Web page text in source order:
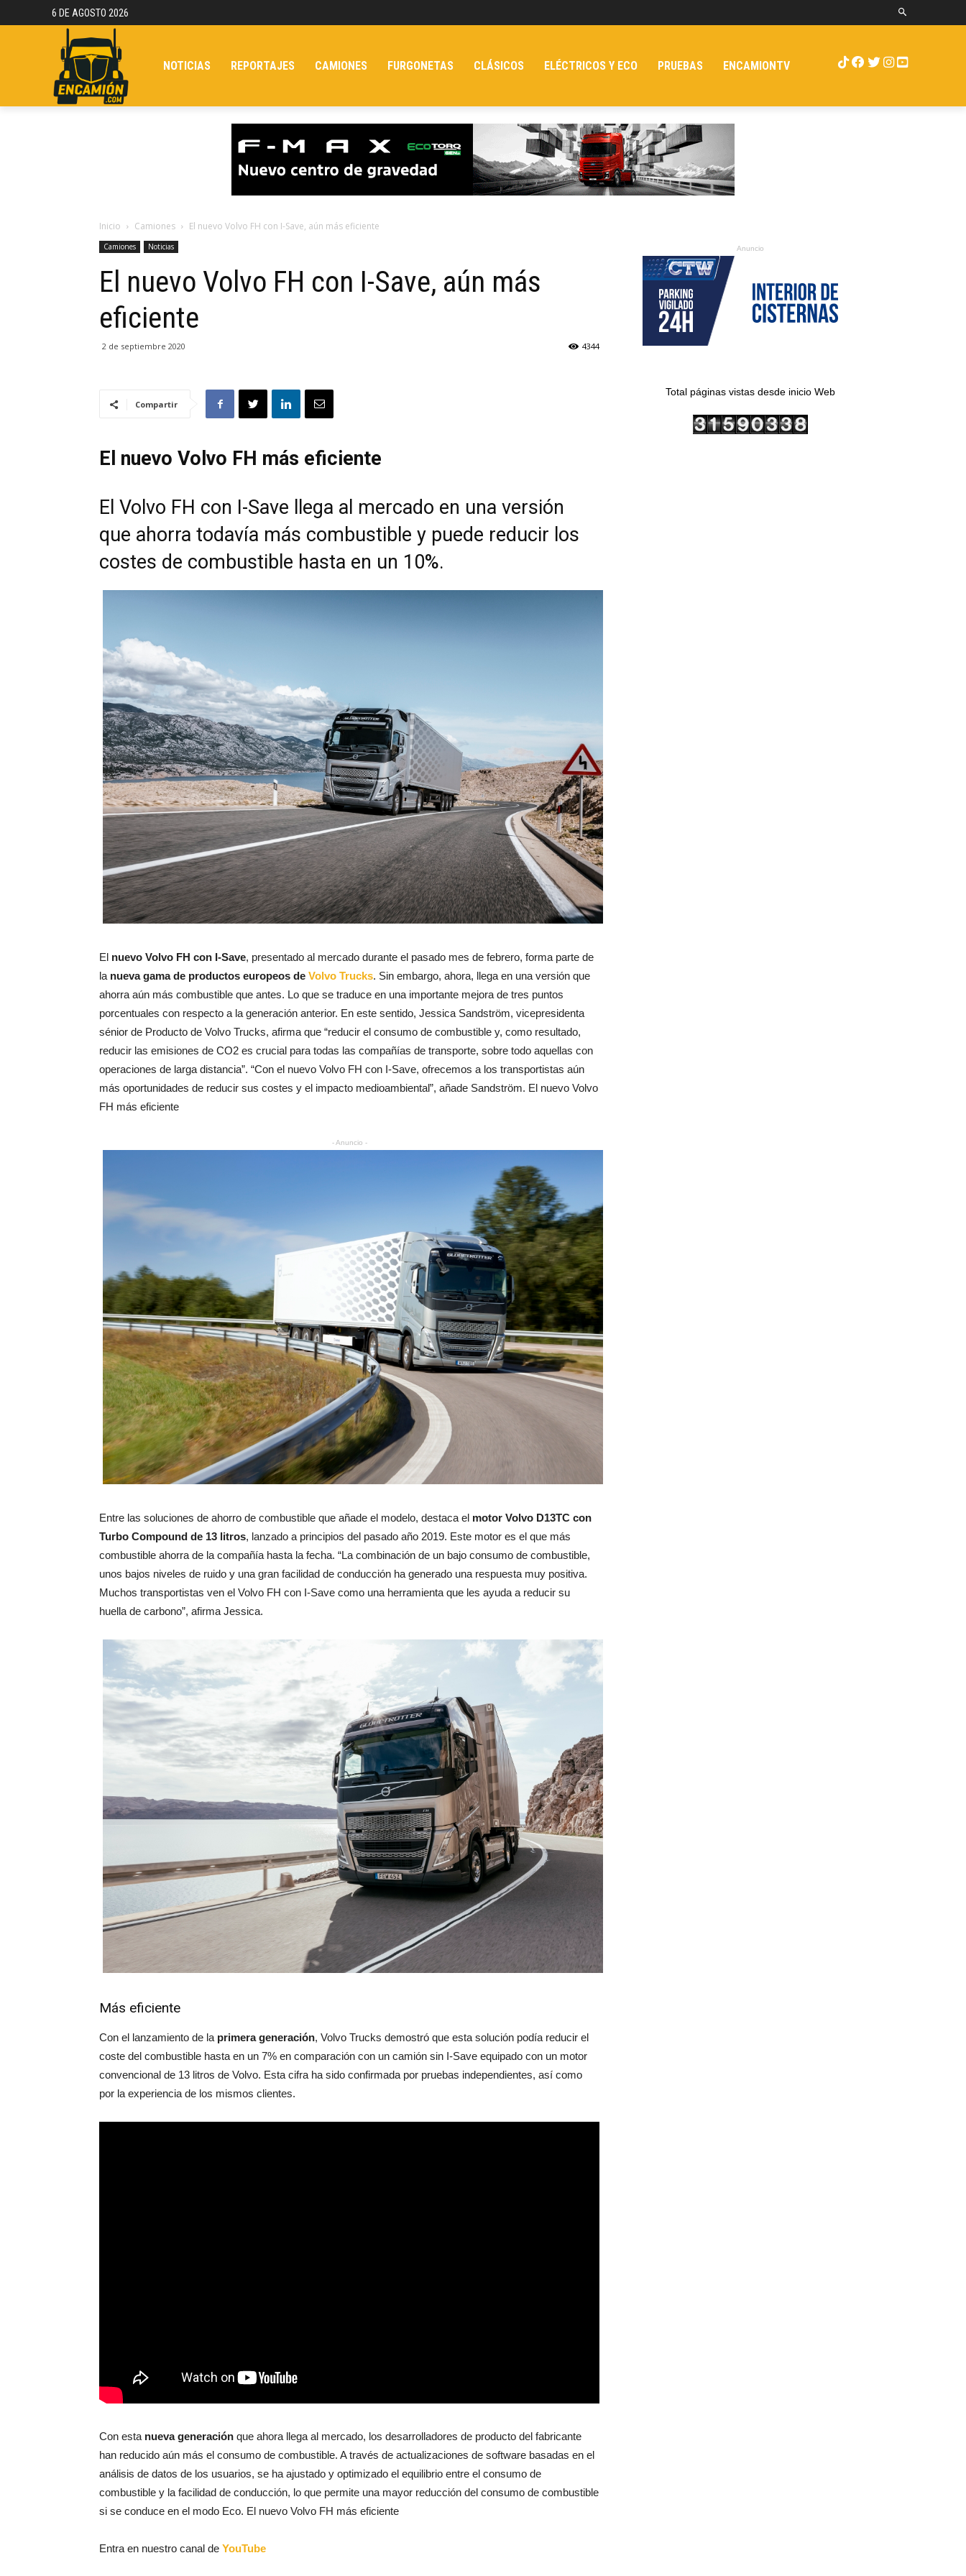
6 DE AGOSTO 2026
NOTICIAS REPORTAJES CAMIONES FURGONETAS CLÁSICOS ELÉCTRICOS Y ECO PRUEBAS ENCAMIONTV
Inicio Camiones El nuevo Volvo FH con I-Save, aún más eficiente
Camiones Noticias
El nuevo Volvo FH con I-Save, aún más
eficiente
2 de septiembre 2020 4344
Compartir
El nuevo Volvo FH más eficiente
El Volvo FH con I-Save llega al mercado en una versión
que ahorra todavía más combustible y puede reducir los
costes de combustible hasta en un 10%.
El nuevo Volvo FH con I-Save, presentado al mercado durante el pasado mes de febrero, forma parte de
la nueva gama de productos europeos de Volvo Trucks. Sin embargo, ahora, llega en una versión que
ahorra aún más combustible que antes. Lo que se traduce en una importante mejora de tres puntos
porcentuales con respecto a la generación anterior. En este sentido, Jessica Sandström, vicepresidenta
sénior de Producto de Volvo Trucks, afirma que “reducir el consumo de combustible y, como resultado,
reducir las emisiones de CO2 es crucial para todas las compañías de transporte, sobre todo aquellas con
operaciones de larga distancia”. “Con el nuevo Volvo FH con I-Save, ofrecemos a los transportistas aún
más oportunidades de reducir sus costes y el impacto medioambiental”, añade Sandström. El nuevo Volvo
FH más eficiente
- Anuncio -
Entre las soluciones de ahorro de combustible que añade el modelo, destaca el motor Volvo D13TC con
Turbo Compound de 13 litros, lanzado a principios del pasado año 2019. Este motor es el que más
combustible ahorra de la compañía hasta la fecha. “La combinación de un bajo consumo de combustible,
unos bajos niveles de ruido y una gran facilidad de conducción ha generado una respuesta muy positiva.
Muchos transportistas ven el Volvo FH con I-Save como una herramienta que les ayuda a reducir su
huella de carbono”, afirma Jessica.
Más eficiente
Con el lanzamiento de la primera generación, Volvo Trucks demostró que esta solución podía reducir el
coste del combustible hasta en un 7% en comparación con un camión sin I-Save equipado con un motor
convencional de 13 litros de Volvo. Esta cifra ha sido confirmada por pruebas independientes, así como
por la experiencia de los mismos clientes.
Con esta nueva generación que ahora llega al mercado, los desarrolladores de producto del fabricante
han reducido aún más el consumo de combustible. A través de actualizaciones de software basadas en el
análisis de datos de los usuarios, se ha ajustado y optimizado el equilibrio entre el consumo de
combustible y la facilidad de conducción, lo que permite una mayor reducción del consumo de combustible
si se conduce en el modo Eco. El nuevo Volvo FH más eficiente
Entra en nuestro canal de YouTube
Anuncio
Total páginas vistas desde inicio Web